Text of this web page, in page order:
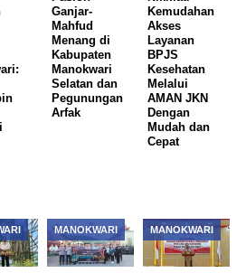
Ganjar-
Mahfud
Menang di
Kabupaten
Manokwari
Selatan dan
Pegunungan
Arfak
Kemudahan
Akses
Layanan
BPJS
Kesehatan
Melalui
AMAN JKN
Dengan
Mudah dan
Cepat
MANOKWARI MANOKWARI